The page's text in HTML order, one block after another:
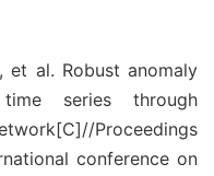
et al. Robust anomaly
series through
Proceedings
conference on